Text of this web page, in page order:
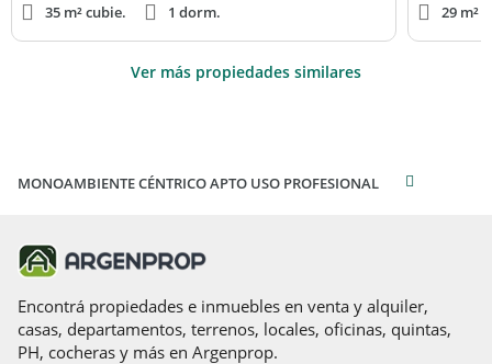
35 m² cubie.
1 dorm. 29 m²
Ver más propiedades similares
MONOAMBIENTE CÉNTRICO APTO USO PROFESIONAL
Encontrá propiedades e inmuebles en venta y alquiler,
casas, departamentos, terrenos, locales, oficinas, quintas,
PH, cocheras y más en Argenprop.